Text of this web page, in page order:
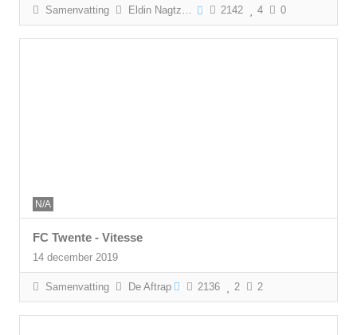
Samenvatting Eldin Nagtzaam 2142 4 0
N/A
FC Twente - Vitesse
14 december 2019
Samenvatting De Aftrap 2136 2 2